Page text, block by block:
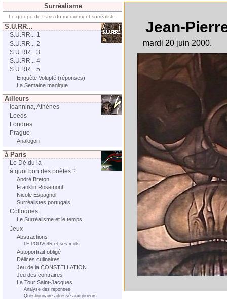
Surréalisme
Le groupe de Paris du mouvement surréaliste
S.U.RR...
S.U.RR... 1
S.U.RR... 2
S.U.RR... 3
S.U.RR... 4
S.U.RR... 5
Enquête Volupté (réponses)
La Semaine magique
Ailleurs
Ioannina, Athènes
Leeds
Londres
Prague
Analogon
à Paris
Le Dé du là
à quoi bon des poètes ?
André Breton
Franklin Rosemont
Nicole Espagnol
Surréalistes portugais
Colloques
Le Surréalisme et le temps
Jeux
Abstractions
LE POUVOIR et ses mots
Autoportrait obligé
Délices culinaires
Jeu de la CONSTELLATION
Jeu des contraires
La Tour Saint-Jacques
Analyse des réponses
Questionnaire adressé aux joueurs
Jean-
mardi 20 juin 2000.